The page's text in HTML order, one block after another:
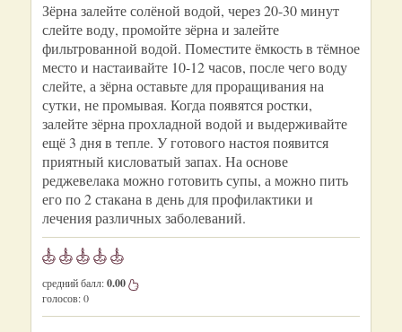
Зёрна залейте солёной водой, через 20-30 минут
слейте воду, промойте зёрна и залейте
фильтрованной водой. Поместите ёмкость в тёмное
место и настаивайте 10-12 часов, после чего воду
слейте, а зёрна оставьте для проращивания на
сутки, не промывая. Когда появятся ростки,
залейте зёрна прохладной водой и выдерживайте
ещё 3 дня в тепле. У готового настоя появится
приятный кисловатый запах. На основе
реджевелака можно готовить супы, а можно пить
его по 2 стакана в день для профилактики и
лечения различных заболеваний.
средний балл:0.00
голосов:0